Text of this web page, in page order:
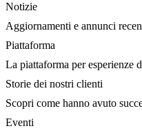
Notizie
Aggiornamenti e annunci
Piattaforma
La piattaforma per
Storie dei nostri clienti
Scopri come hanno avuto
Eventi